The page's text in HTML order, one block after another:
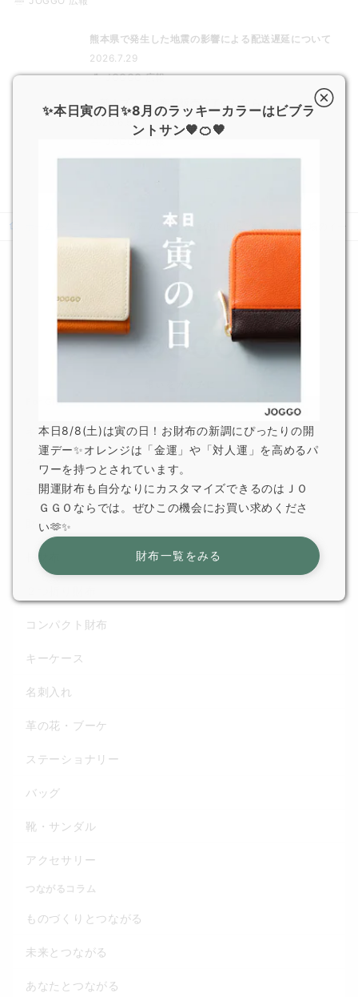
熊本県で発生した地震の影響による配送遅延について
2026.7.29
JOGGO 広報
一部オプション商品販売終了のお知らせ
7/6~7/9 特急便受付休止のご案内（製作工場のイー
For Gift
ギフトで選ばれている理由
全てのアイテム
財布一覧
長財布
コンパクト財布
キーケース
名刺入れ
革の花・ブーケ
ステーショナリー
バッグ
靴・サンダル
アクセサリー
つながるコラム
ものづくりとつながる
未来とつながる
あなたとつながる
✨本日寅の日✨8月のラッキーカラーはビブラ
ントサン🧡🍊🧡
本日8/8(土)は寅の日！お財布の新調にぴったりの開
運デー✨オレンジは「金運」や「対人運」を高めるパ
ワーを持つとされています。
開運財布も自分なりにカスタマイズできるのはＪＯ
ＧＧＯならでは。ぜひこの機会にお買い求めくださ
い🫶✨
財布一覧をみる